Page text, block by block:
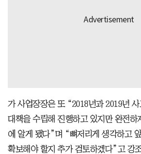
가 사업장장은 또 “2018년과 2019년
대책을 수립해 진행하고 있지만 완전하
에 알게 됐다”며 “뼈저리게 생각하고
확보해야 할지 추가 검토하겠다”고 강